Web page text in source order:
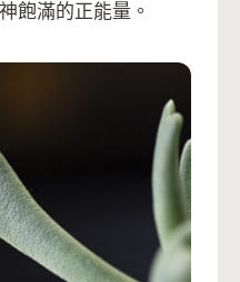
飽滿的正能量。